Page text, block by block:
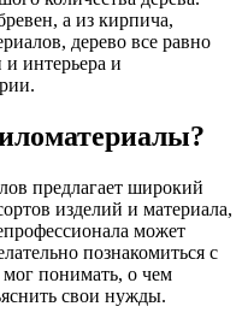
а из кирпича,
дерево все равно
и интерьера и
предлагает широкий
изделий и материала,
может
познакомиться с
понимать, о чем
свои нужды.